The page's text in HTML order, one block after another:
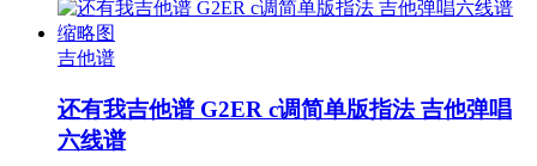
吉他谱
还有我吉他谱 G2ER c调简单版指法 吉他弹唱
六线谱